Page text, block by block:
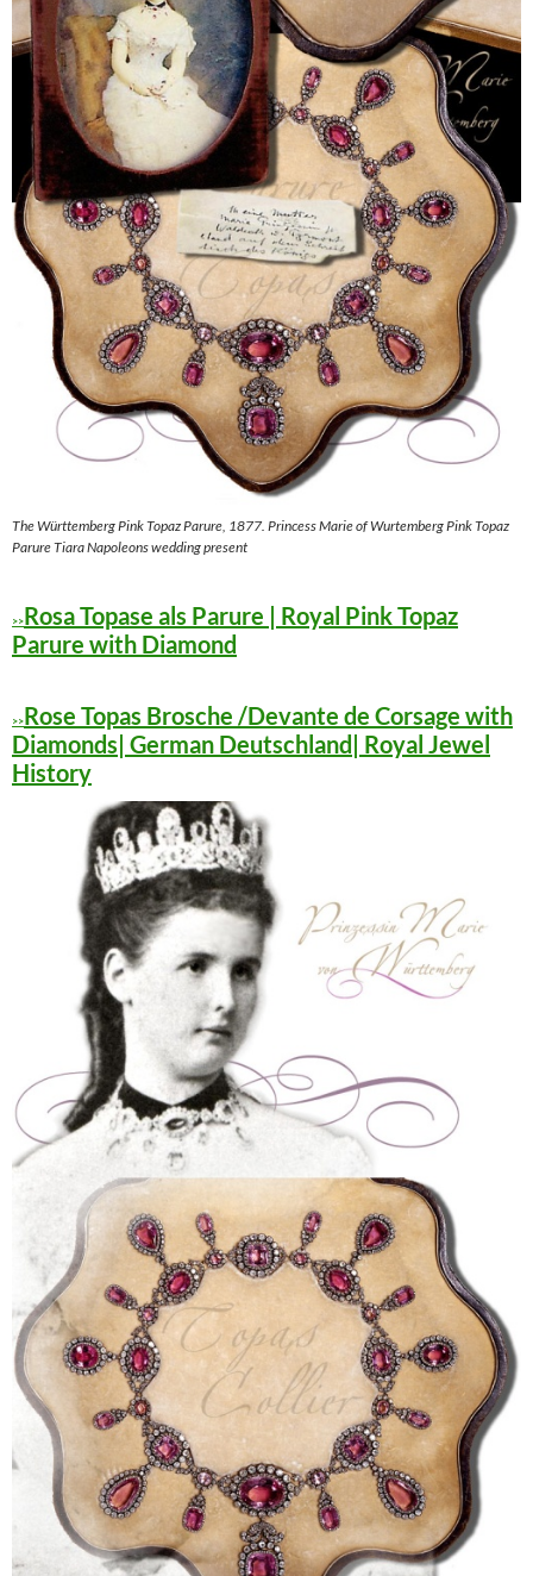
The Württemberg Pink Topaz Parure, 1877. Princess Marie of Wurtemberg Pink Topaz
Parure Tiara Napoleons wedding present
>>Rosa Topase als Parure | Royal Pink Topaz
Parure with Diamond
>>Rose Topas Brosche /Devante de Corsage with
Diamonds| German Deutschland| Royal Jewel
History